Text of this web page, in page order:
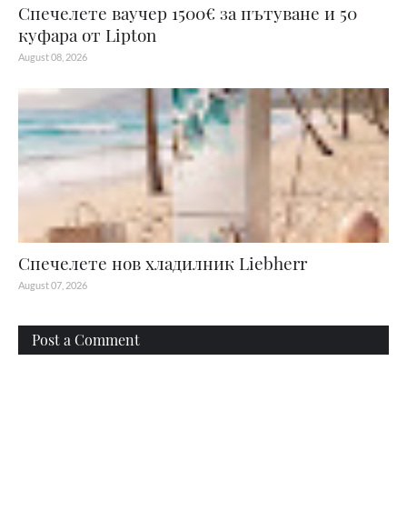
Спечелете ваучер 1500€ за пътуване и 50
куфара от Lipton
August 08, 2026
Спечелете нов хладилник Liebherr
August 07, 2026
Post a Comment